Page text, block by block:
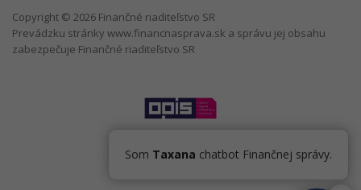
Copyright © 2026 Finančné riaditeľstvo SR
Prevádzku stránky www.financnasprava.sk a správu jej obsahu
zabezpečuje Finančné riaditeľstvo SR
Som Taxana chatbot Finančnej správy.